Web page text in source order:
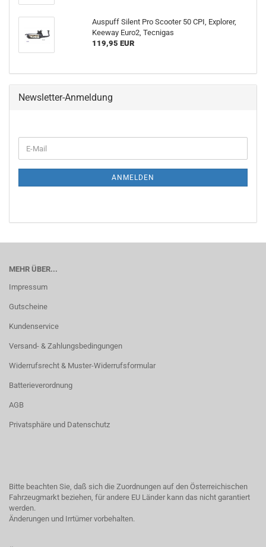
Auspuff Silent Pro Scooter 50 CPI, Explorer,
Keeway Euro2, Tecnigas
119,95 EUR
Newsletter-Anmeldung
E-
Mail
ANMELDEN
MEHR ÜBER...
Impressum
Gutscheine
Kundenservice
Versand- & Zahlungsbedingungen
Widerrufsrecht & Muster-Widerrufsformular
Batterieverordnung
AGB
Privatsphäre und Datenschutz
Bitte beachten Sie, daß sich die Zuordnungen auf den Österreichischen
Fahrzeugmarkt beziehen, für andere EU Länder kann das nicht garantiert
werden.
Änderungen und Irrtümer vorbehalten.